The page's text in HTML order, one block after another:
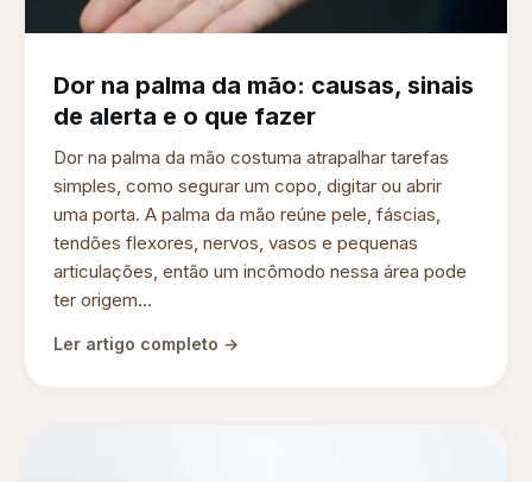
Dor na palma da mão: causas, sinais
de alerta e o que fazer
Dor na palma da mão costuma atrapalhar tarefas
simples, como segurar um copo, digitar ou abrir
uma porta. A palma da mão reúne pele, fáscias,
tendões flexores, nervos, vasos e pequenas
articulações, então um incômodo nessa área pode
ter origem...
Ler artigo completo →